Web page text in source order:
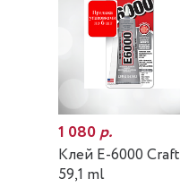
1 080р.
Клей E-6000 Craft
59,1 ml